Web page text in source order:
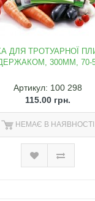
ДЛЯ ТРОТУАРНОЇ
300ММ, 70-
Артикул: 100 298
115.00 грн.
НЕМАЄ В НАЯВНОСТІ